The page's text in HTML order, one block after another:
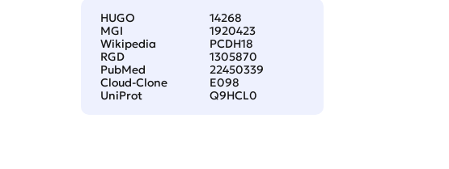
HUGO
14268
MGI
1920423
Wikipedia
PCDH18
RGD
1305870
PubMed
22450339
Cloud-Clone
E098
UniProt
Q9HCL0